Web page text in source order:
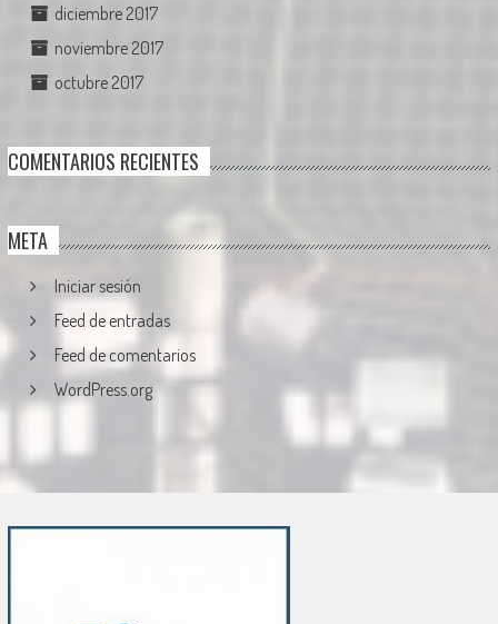
diciembre 2017
noviembre 2017
octubre 2017
COMENTARIOS RECIENTES
META
Iniciar sesión
Feed de entradas
Feed de comentarios
WordPress.org